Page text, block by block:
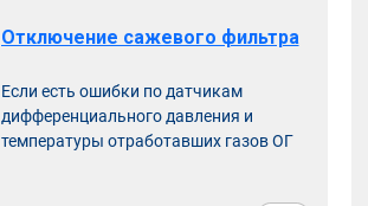
Отключение сажевого фильтра
Если есть ошибки по датчикам
дифференциального давления и
температуры отработавших газов ОГ